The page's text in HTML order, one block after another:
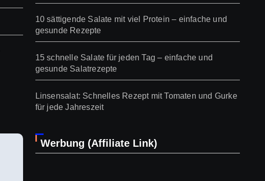
10 sättigende Salate mit viel Protein – einfache und
gesunde Rezepte
15 schnelle Salate für jeden Tag – einfache und
gesunde Salatrezepte
Linsensalat: Schnelles Rezept mit Tomaten und Gurke
für jede Jahreszeit
Werbung (Affiliate Link)